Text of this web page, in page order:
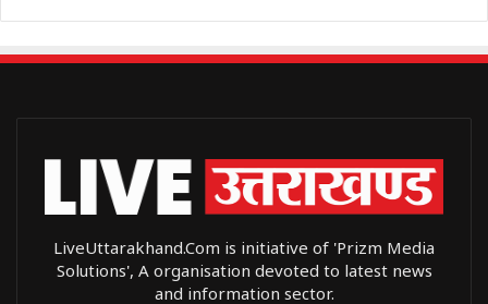
LiveUttarakhand.Com is initiative of 'Prizm Media
Solutions', A organisation devoted to latest news
and information sector.